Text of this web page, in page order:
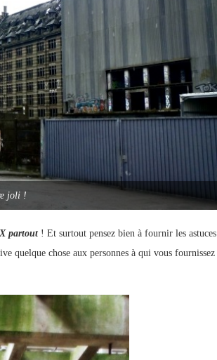
joli !
partout! Et surtout pensez bien à fournir les astuces
quelque chose aux personnes à qui vous fournissez